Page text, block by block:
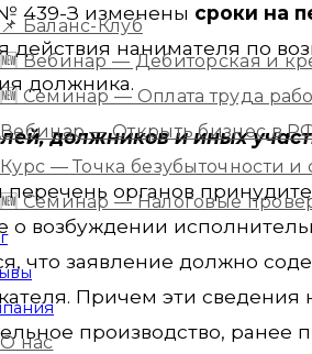
📌 Баланс-Клуб
🆕 Вебинар — Дебиторская и
🆕 Семинар — Оплата труда
Вебинар — Открыть бизнес в
Курс — Точка безубыточности
🆕 Семинар — Налоговые
О нас
439-З изменены сроки на
действия нанимателя по
должника.
должников и иных
органов
о возбуждении
что заявление должно
Причем эти сведения
производство, ранее